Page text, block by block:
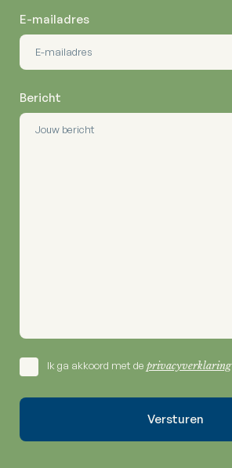
E-mailadres
Bericht
Ik ga akkoord met de privacyverklaring